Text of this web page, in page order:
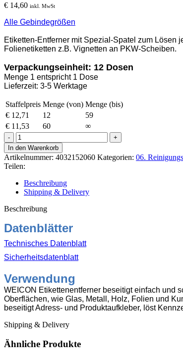
€ 14,60 inkl. MwSt
Alle Gebindegrößen
Etiketten-Entferner mit Spezial-Spatel zum Lösen
Folienetiketten z.B. Vignetten an PKW-Scheiben.
Verpackungseinheit: 12 Dosen
Menge 1 entspricht 1 Dose
Lieferzeit: 3-5 Werktage
Staffelpreis Menge (von) Menge (bis)
€ 12,71 12
59
€ 11,53 60
∞
Weicon
Etikettenentferner-
Spray
500ml
Menge
In den Warenkorb
Artikelnummer: 4032152060 Kategorien: 06.
Teilen:
Beschreibung
Shipping & Delivery
Beschreibung
Datenblätter
Technisches Datenblatt
Sicherheitsdatenblatt
Verwendung
WEICON Etikettenentferner beseitigt einfach und
Oberflächen, wie Glas, Metall, Holz, Folien und
beseitigt Adress- und Produktaufkleber, löst
Shipping & Delivery
Ähnliche Produkte